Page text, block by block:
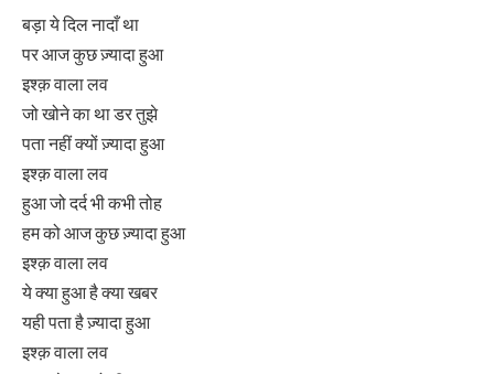
बड़ा ये दिल नादाँ था
पर आज कुछ ज़्यादा हुआ
इश्क़ वाला लव
जो खोने का था डर तुझे
पता नहीं क्यों ज़्यादा हुआ
इश्क़ वाला लव
हुआ जो दर्द भी कभी तोह
हम को आज कुछ ज़्यादा हुआ
इश्क़ वाला लव
ये क्या हुआ है क्या खबर
यही पता है ज़्यादा हुआ
इश्क़ वाला लव